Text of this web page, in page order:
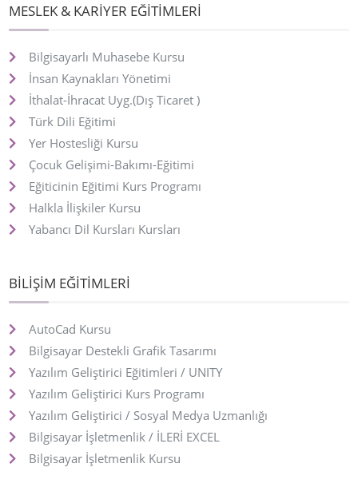
MESLEK & KARİYER EĞİTİMLERİ
Bilgisayarlı Muhasebe Kursu
İnsan Kaynakları Yönetimi
İthalat-İhracat Uyg.(Dış Ticaret )
Türk Dili Eğitimi
Yer Hostesliği Kursu
Çocuk Gelişimi-Bakımı-Eğitimi
Eğiticinin Eğitimi Kurs Programı
Halkla İlişkiler Kursu
Yabancı Dil Kursları Kursları
BİLİŞİM EĞİTİMLERİ
AutoCad Kursu
Bilgisayar Destekli Grafik Tasarımı
Yazılım Geliştirici Eğitimleri / UNITY
Yazılım Geliştirici Kurs Programı
Yazılım Geliştirici / Sosyal Medya Uzmanlığı
Bilgisayar İşletmenlik / İLERİ EXCEL
Bilgisayar İşletmenlik Kursu